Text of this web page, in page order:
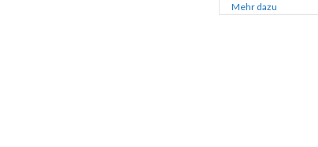
Mehr dazu